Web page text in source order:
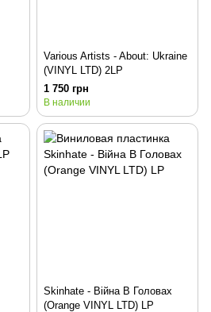
Various Artists - About: Ukraine
(VINYL LTD) 2LP
1 750 грн
В наличии
Skinhate - Війна В Головах
(Orange VINYL LTD) LP